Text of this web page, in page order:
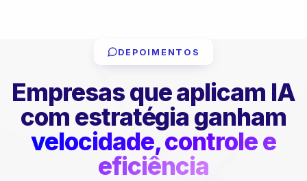
DEPOIMENTOS
Empresas que aplicam IA
com estratégia ganham
velocidade, controle e
eficiência